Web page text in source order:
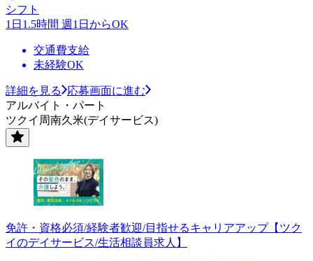
シフト
1日1.5時間 週1日からOK
交通費支給
未経験OK
詳細を見る
応募画面に進む
アルバイト・パート
ツクイ周南久米(デイサービス)
免許・資格必須/経験者歓迎/目指せるキャリアアップ【ツク
イのデイサービス/生活相談員求人】